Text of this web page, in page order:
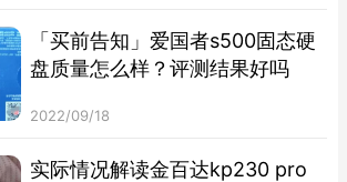
「买前告知」爱国者s500固态硬
盘质量怎么样？评测结果好吗
2022/09/18
实际情况解读金百达kp230 pro